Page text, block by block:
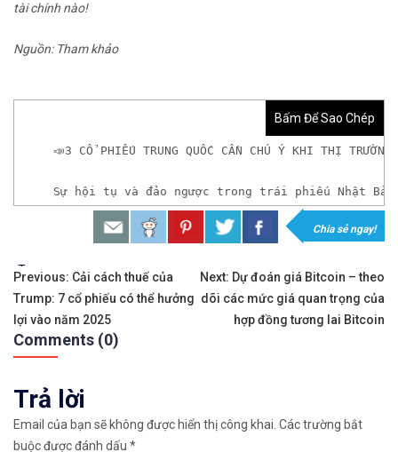
tài chính nào!
Nguồn: Tham khảo
Bấm Để Sao Chép
📣3 CỔ PHIẾU TRUNG QUỐC CẦN CHÚ Ý KHI THỊ
Sự hội tụ và đảo ngược trong trái phiếu Nhật
𝘟𝘦𝘮 𝘤𝘩𝘪 𝘵𝘪ế𝘵: https://chungkhoanforex.com/3-
✨🏆Đầ𝐮 𝐭ư 𝐯à 𝐋ướ𝐭 𝐬ó𝐧𝐠 𝐜á𝐜 𝐜ổ 𝐩𝐡𝐢ế𝐮 𝐭𝐫ê𝐧 𝐭𝐡ị 𝐭𝐫ườ𝐧𝐠
✅𝘔ở 𝘵à𝘪 𝘬𝘩𝘰ả𝘯 𝘵𝘳ê𝘯 𝘴à𝘯 𝘌𝘹𝘯𝘦𝘴𝘴 𝘜𝘺 𝘛í𝘯 𝘷à 𝘱𝘩ù
👉Sàn hỗ trợ giao dịch hơn 100+ cổ phiếu nổi
👉Thuộc top 3 sàn nổi tiếng thế giới, được nhiều
👉Xem hướng dẫn đầy đủ tại: https://
Chia sẻ ngay!
Tags:
Điều
hướng
bài
viết
Previous: Cải cách thuế của
Trump: 7 cổ phiếu có thể hưởng
lợi vào năm 2025
Next: Dự đoán giá Bitcoin – theo
dõi các mức giá quan trọng của
hợp đồng tương lai Bitcoin
Comments (0)
Trả lời
Email của bạn sẽ không được hiển thị công khai. Các trường bắt
buộc được đánh dấu *